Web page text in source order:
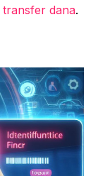
transfer dana.